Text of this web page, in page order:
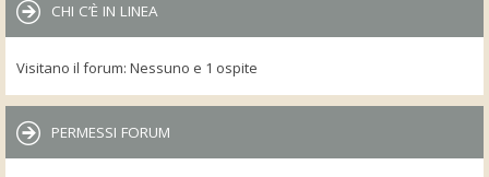
CHI C’È IN LINEA
Visitano il forum: Nessuno e 1 ospite
PERMESSI FORUM